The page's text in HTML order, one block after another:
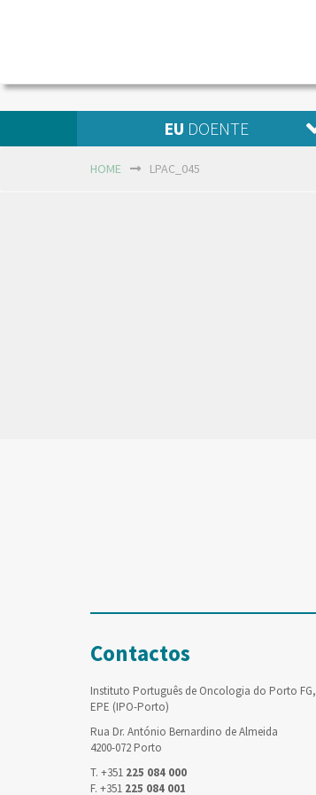
EU DOENTE
HOME LPAC_045
Contactos
Instituto Português de Oncologia do Porto FG,
EPE (IPO-Porto)
Rua Dr. António Bernardino de Almeida
4200-072 Porto
T. +351 225 084 000
F. +351 225 084 001